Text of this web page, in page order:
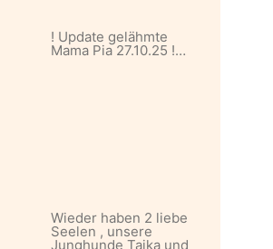
! Update gelähmte
Mama Pia 27.10.25 !…
Wieder haben 2 liebe
Seelen , unsere
Junghunde Taika und